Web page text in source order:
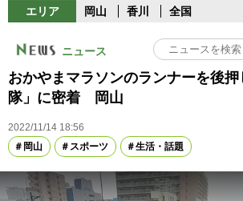
エリア 岡山 香川 全国
ニュース
おかやまマラソンのランナーを後
隊」に密着 岡山
2022/11/14 18:56
岡山
スポーツ 生活・話題